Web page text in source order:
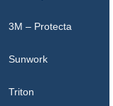
3M – Protecta
Sunwork
Triton